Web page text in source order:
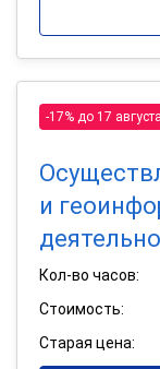
-17% до 17 августа
и
Кол-во часов:
Стоимость:
Старая цена: